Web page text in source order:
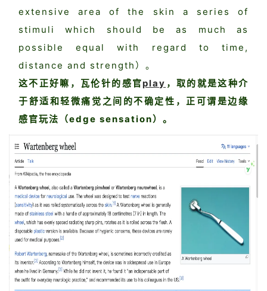
extensive area of the skin a series of
stimuli which should be as much as
possible equal with regard to time,
distance and strength）。
这不正好嘛，瓦伦针的感官play ，取的就是这种介
于舒适和轻微痛觉之间的不确定性，正可谓是边缘
感官玩法（edge sensation）。